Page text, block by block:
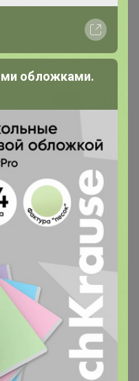
51×45×34 см,
Орг. 462р
включения в
обложками.